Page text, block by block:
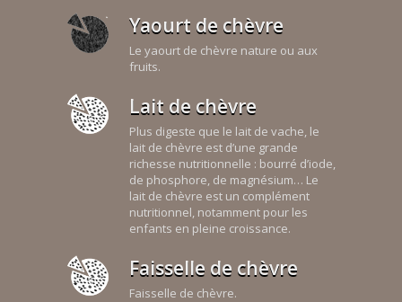
Yaourt de chèvre
Le yaourt de chèvre nature ou aux
fruits.
Lait de chèvre
Plus digeste que le lait de vache, le
lait de chèvre est d’une grande
richesse nutritionnelle : bourré d’iode,
de phosphore, de magnésium… Le
lait de chèvre est un complément
nutritionnel, notamment pour les
enfants en pleine croissance.
Faisselle de chèvre
Faisselle de chèvre.